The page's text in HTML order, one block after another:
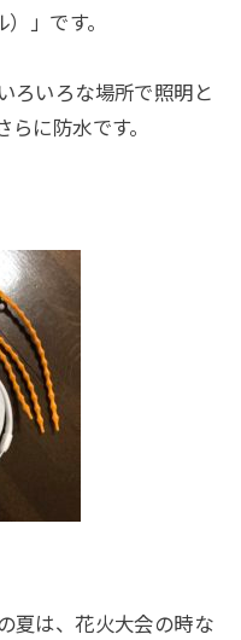
」 です。
ろいろな場所で照明と
らに防水です。
夏は、花火大会の時な